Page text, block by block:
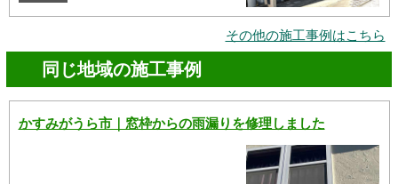
その他の施工事例はこちら
同じ地域の施工事例
かすみがうら市｜窓枠からの雨漏りを修理しました